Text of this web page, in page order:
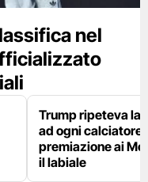
nel
Trump ripeteva la
ad ogni calciatore
premiazione ai
il labiale